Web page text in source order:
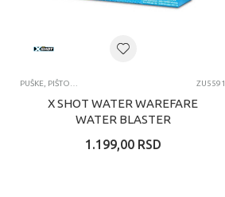
ZU5591
X SHOT WATER WAREFARE
WATER BLASTER
1.199,00 RSD